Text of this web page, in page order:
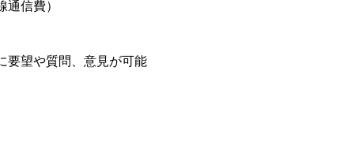
信費）
要望や質問、意見が可能